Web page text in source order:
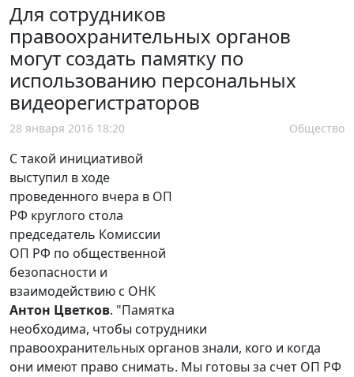
Для сотрудников
правоохранительных органов
могут создать памятку по
использованию персональных
видеорегистраторов
28 января 2016 18:20 Общество
С такой инициативой
выступил в ходе
проведенного вчера в ОП
РФ круглого стола
председатель Комиссии
ОП РФ по общественной
безопасности и
взаимодействию с ОНК
Антон Цветков. "Памятка
необходима, чтобы сотрудники
правоохранительных органов знали, кого и когда
они имеют право снимать. Мы готовы за счет ОП РФ